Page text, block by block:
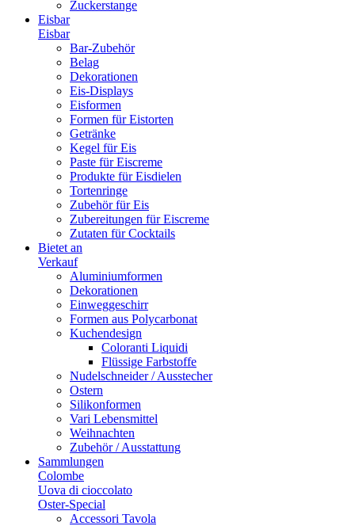
Zuckerstange
Eisbar
Eisbar
Bar-Zubehör
Belag
Dekorationen
Eis-Displays
Eisformen
Formen für Eistorten
Getränke
Kegel für Eis
Paste für Eiscreme
Produkte für Eisdielen
Tortenringe
Zubehör für Eis
Zubereitungen für Eiscreme
Zutaten für Cocktails
Bietet an
Verkauf
Aluminiumformen
Dekorationen
Einweggeschirr
Formen aus Polycarbonat
Kuchendesign
Coloranti Liquidi
Flüssige Farbstoffe
Nudelschneider / Ausstecher
Ostern
Silikonformen
Vari Lebensmittel
Weihnachten
Zubehör / Ausstattung
Sammlungen
Colombe
Uova di cioccolato
Oster-Special
Accessori Tavola